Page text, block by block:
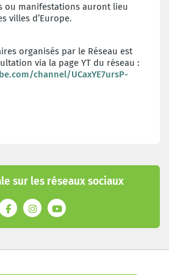
ou manifestations auront lieu
villes d’Europe.
organisés par le Réseau est
via la page YT du réseau :
channel/UCaxYE7ursP-
sur les réseaux sociaux